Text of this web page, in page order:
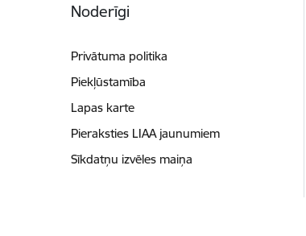
Noderīgi
Privātuma politika
Piekļūstamība
Lapas karte
Pieraksties LIAA jaunumiem
Sīkdatņu izvēles maiņa